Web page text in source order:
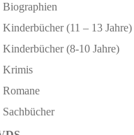
Biographien
Kinderbücher (11 – 13 Jahre)
Kinderbücher (8-10 Jahre)
Krimis
Romane
Sachbücher